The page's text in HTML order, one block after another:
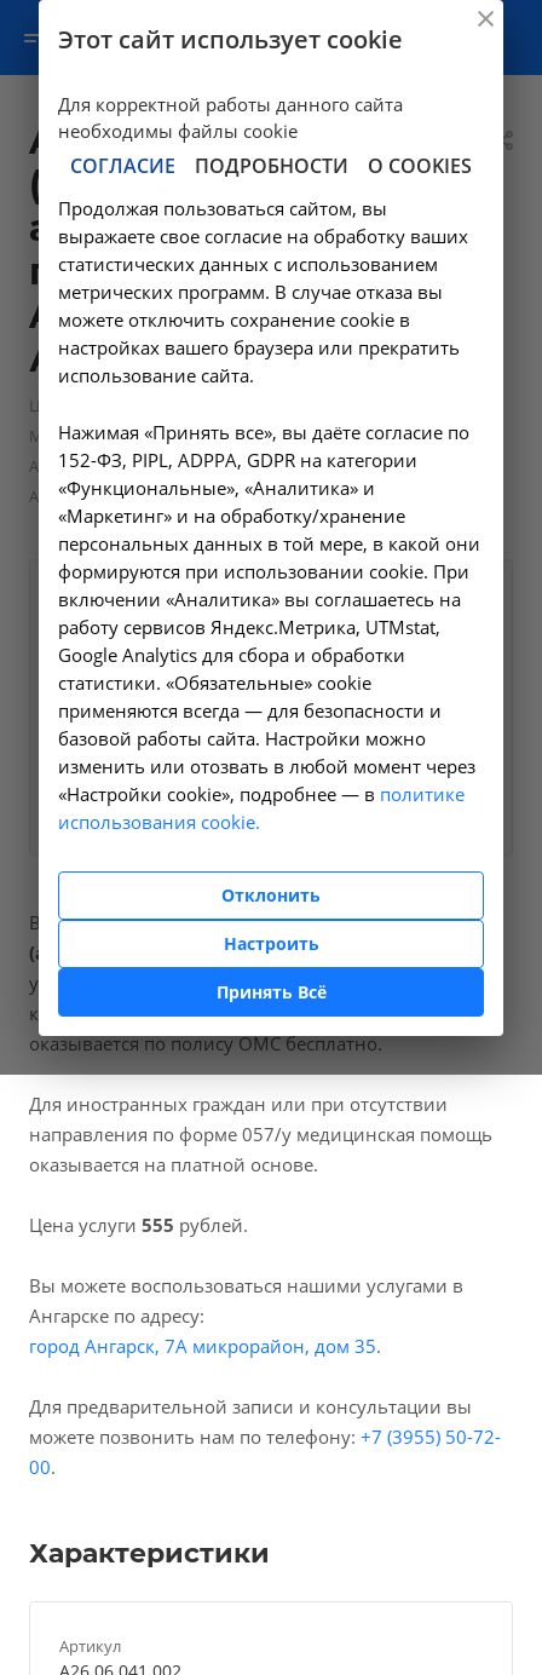
Anti-HCV-total
(антитела к
антигенам вируса
гепатита C) -
A26.06.041.002 в
Ангарске
Цены в Ангарске
Маркеры вирусов и сифилиса —
Anti-HCV-total (антитела к антигенам вируса гепатита C) -
A26.06.041.002 в Ангарске
Оформите заявку на сайте,
мы свяжемся с вами в
ближайшее время и ответим
на все интересующие
вопросы.
555 ₽
Заказать услугу
В наших клиниках мы проводимanti-hcv-total
(антитела к антигенам вируса гепатита c)
услуги (НМУ)
A26.06.041.002. Для граждан России, у
которых есть направление, медицинская помощь
оказывается по полису ОМС бесплатно.
Для иностранных граждан или при отсутствии
направления по форме 057/у медицинская помощь
оказывается на платной основе.
Цена услуги 555 рублей.
Вы можете воспользоваться нашими услугами в
Ангарске по адресу:
город Ангарск, 7А микрорайон, дом 35.
Для предварительной записи и консультации вы
можете позвонить нам по телефону: +7 (3955) 50-72-
00.
Характеристики
Артикул
A26.06.041.002
Этот сайт использует cookie
Для корректной работы данного сайта
необходимы файлы cookie
СОГЛАСИЕ ПОДРОБНОСТИ О COOKIES
Продолжая пользоваться сайтом, вы
выражаете свое согласие на обработку ваших
статистических данных с использованием
метрических программ. В случае отказа вы
можете отключить сохранение cookie в
настройках вашего браузера или прекратить
использование сайта.
Нажимая «Принять все», вы даёте согласие по
152-ФЗ, PIPL, ADPPA, GDPR на категории
«Функциональные», «Аналитика» и
«Маркетинг» и на обработку/хранение
персональных данных в той мере, в какой они
формируются при использовании cookie. При
включении «Аналитика» вы соглашаетесь на
работу сервисов Яндекс.Метрика, UTMstat,
Google Analytics для сбора и обработки
статистики. «Обязательные» cookie
применяются всегда — для безопасности и
базовой работы сайта. Настройки можно
изменить или отозвать в любой момент через
«Настройки cookie», подробнее — в политике
использования cookie.
Отклонить
Настроить
Принять Всё